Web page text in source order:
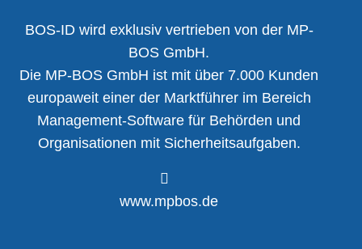
BOS-ID wird exklusiv vertrieben von der MP-
BOS GmbH.
Die MP-BOS GmbH ist mit über 7.000 Kunden
europaweit einer der Marktführer im Bereich
Management-Software für Behörden und
Organisationen mit Sicherheitsaufgaben.
www.mpbos.de